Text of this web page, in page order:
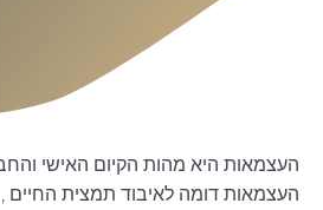
העצמאות היא מהות הקיום האישי
העצמאות דומה לאיבוד תמצית החיים ,